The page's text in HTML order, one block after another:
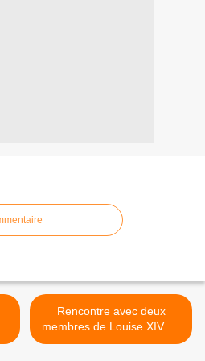
Rencontre avec deux
membres de Louise XIV au
Studio Luna Rossa à